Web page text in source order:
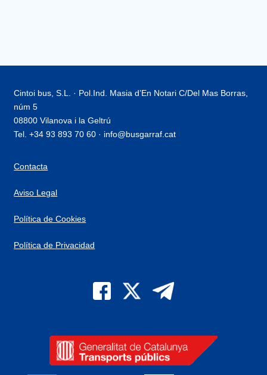
Cintoi bus, S.L. · Pol.Ind. Masia d’En Notari C/Del Mas Borras,
núm 5
08800 Vilanova i la Geltrú
Tel. +34 93 893 70 60 · info@busgarraf.cat
Contacta
Aviso Legal
Política de Cookies
Política de Privacidad